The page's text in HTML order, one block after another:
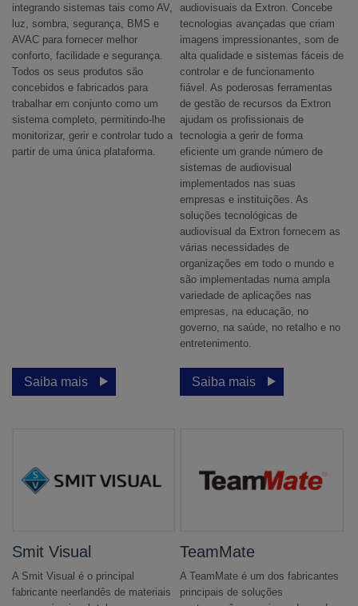
integrando sistemas tais como AV,
luz, sombra, segurança, BMS e
AVAC para fornecer melhor
conforto, facilidade e segurança.
Todos os seus produtos são
concebidos e fabricados para
trabalhar em conjunto como um
sistema completo, permitindo-lhe
monitorizar, gerir e controlar tudo a
partir de uma única plataforma.
Saiba mais
audiovisuais da Extron. Concebe
tecnologias avançadas que criam
imagens impressionantes, som de
alta qualidade e sistemas fáceis de
controlar e de funcionamento
fiável. As poderosas ferramentas
de gestão de recursos da Extron
ajudam os profissionais de
tecnologia a gerir de forma
eficiente um grande número de
sistemas de audiovisual
implementados nas suas
empresas e instituições. As
soluções tecnológicas de
audiovisual da Extron fornecem as
várias necessidades de
organizações em todo o mundo e
são implementadas numa ampla
variedade de aplicações nas
empresas, na educação, no
governo, na saúde, no retalho e no
entretenimento.
Saiba mais
Smit Visual
A Smit Visual é o principal
fabricante neerlandês de materiais
TeamMate
A TeamMate é um dos fabricantes
principais de soluções